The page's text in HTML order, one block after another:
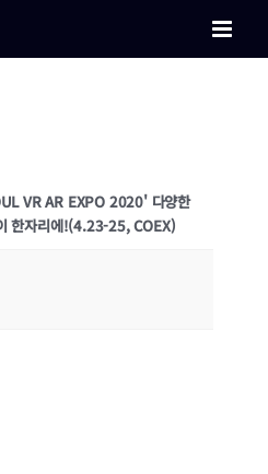
VR AR EXPO 2020' 다양한
한자리에!(4.23-25, COEX)